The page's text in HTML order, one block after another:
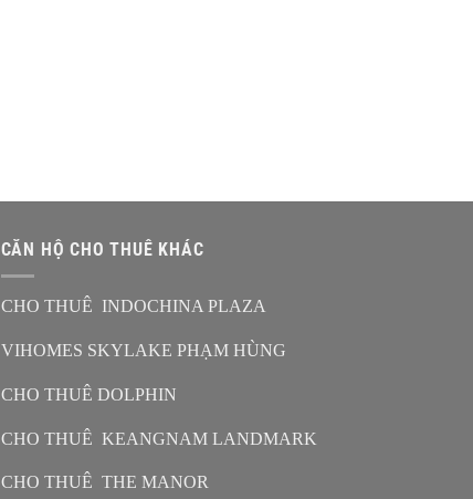
CĂN HỘ CHO THUÊ KHÁC
CHO THUÊ INDOCHINA PLAZA
VIHOMES SKYLAKE PHẠM HÙNG
CHO THUÊ DOLPHIN
CHO THUÊ KEANGNAM LANDMARK
CHO THUÊ THE MANOR